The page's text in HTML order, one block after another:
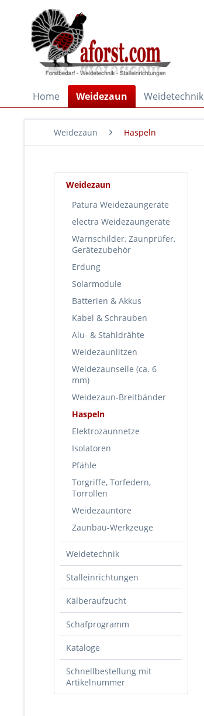
Home Weidezaun Weidetechnik
Weidezaun Haspeln
Weidezaun
Patura Weidezaungeräte
electra Weidezaungeräte
Warnschilder, Zaunprüfer,
Gerätezubehör
Erdung
Solarmodule
Batterien & Akkus
Kabel & Schrauben
Alu- & Stahldrähte
Weidezaunlitzen
Weidezaunseile (ca. 6
mm)
Weidezaun-Breitbänder
Haspeln
Elektrozaunnetze
Isolatoren
Pfähle
Torgriffe, Torfedern,
Torrollen
Weidezauntore
Zaunbau-Werkzeuge
Weidetechnik
Stalleinrichtungen
Kälberaufzucht
Schafprogramm
Kataloge
Schnellbestellung mit
Artikelnummer